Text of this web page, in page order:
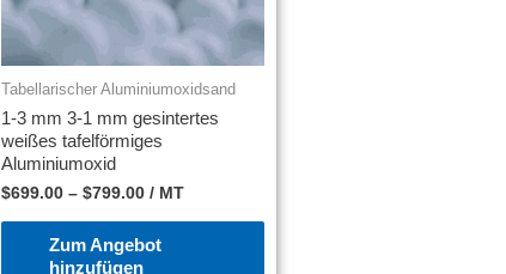
Tabellarischer Aluminiumoxidsand
1-3 mm 3-1 mm gesintertes
weißes tafelförmiges
Aluminiumoxid
$699.00 – $799.00 / MT
Zum Angebot
hinzufügen